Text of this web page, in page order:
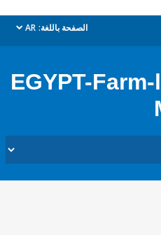
الصفحة باللغة: AR
dropdown
EGYPT-